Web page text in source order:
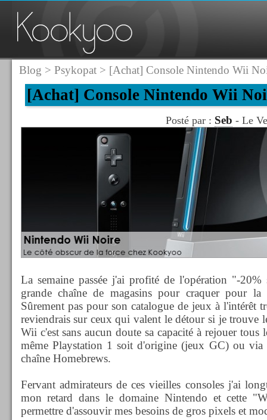
Blog > Psykopat> [Achat] Console Nintendo Wii
[Achat] Console Nintendo Wii
Posté par : Seb - Le
La semaine passée j'ai profité de l'opération "-20%
grande chaîne de magasins pour craquer pour la
Sûrement pas pour son catalogue de jeux à l'intérêt
reviendrais sur ceux qui valent le détour si je trouve
Wii c'est sans aucun doute sa capacité à rejouer tous
même Playstation 1 soit d'origine (jeux GC) ou via
chaîne Homebrews.
Fervant admirateurs de ces vieilles consoles j'ai
mon retard dans le domaine Nintendo et cette
permettre d'assouvir mes besoins de gros pixels et